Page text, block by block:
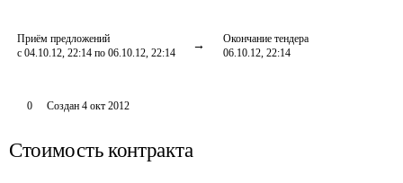
Приём предложений
с 04.10.12, 22:14 по 06.10.12, 22:14
Окончание тендера
06.10.12, 22:14
0 Создан 4 окт 2012
Стоимость контракта